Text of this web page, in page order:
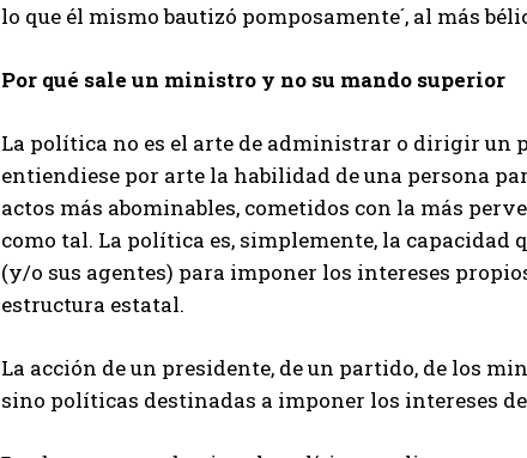
lo que él mismo bautizó pomposamente´, al más
Por qué sale un ministro y no su mando superior
La política no es el arte de administrar o dirigir un
entiendiese por arte la habilidad de una persona
actos más abominables, cometidos con la más
como tal. La política es, simplemente, la capacidad
(y/o sus agentes) para imponer los intereses
estructura estatal.
La acción de un presidente, de un partido, de los
sino políticas destinadas a imponer los intereses